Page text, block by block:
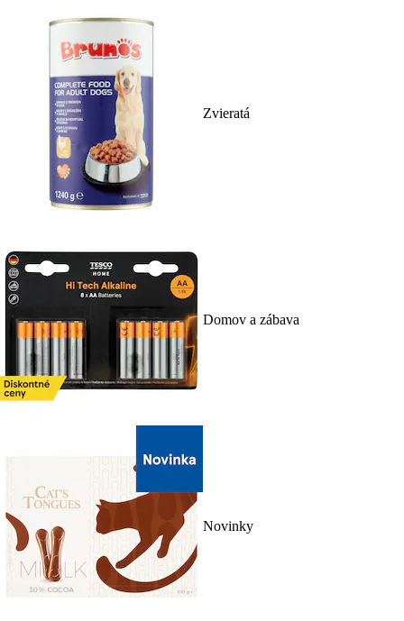
Zvieratá
Domov a zábava
Novinky